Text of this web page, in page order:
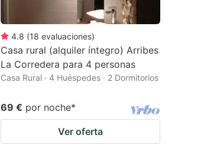
4.8 (18 evaluaciones)
Casa rural (alquiler íntegro) Arribes
La Corredera para 4 personas
Casa Rural · 4 Huéspedes · 2 Dormitorios
69 € por noche*
Ver oferta